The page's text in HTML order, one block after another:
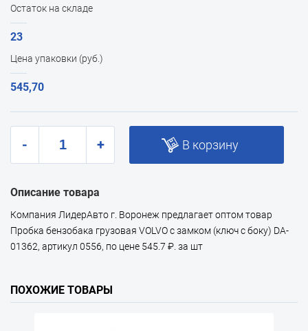
Остаток на складе
23
Цена упаковки (руб.)
545,70
- + В корзину
Описание товара
Компания ЛидерАвто г. Воронеж предлагает оптом товар
Пробка бензобака грузовая VOLVO с замком (ключ с боку) DA-
01362, артикул 0556, по цене 545.7 ₽. за шт
ПОХОЖИЕ ТОВАРЫ